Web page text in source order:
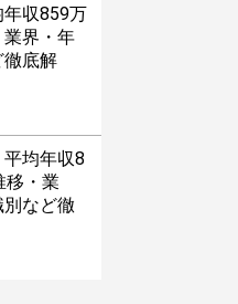
年収859万
界・年
底解
平均年収8
移・業
など徹